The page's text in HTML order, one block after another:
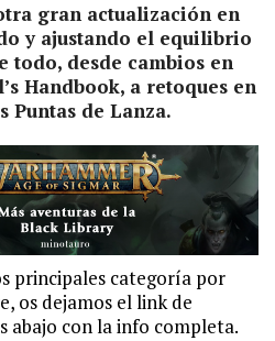
gran actualización en
y ajustando el equilibrio
todo, desde cambios en
Handbook, a retoques en
Puntas de Lanza.
principales categoría por
os dejamos el link de
abajo con la info completa.